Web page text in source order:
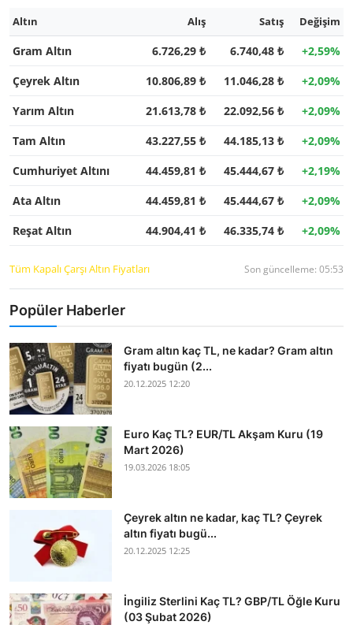
Altın Alış Satış Değişim
Gram Altın 6.726,29 ₺ 6.740,48 ₺
+2,59%
Çeyrek Altın
10.806,89 ₺ 11.046,28 ₺
+2,09%
Yarım Altın
21.613,78 ₺ 22.092,56 ₺
+2,09%
Tam Altın
43.227,55 ₺ 44.185,13 ₺
+2,09%
Cumhuriyet Altını
44.459,81 ₺ 45.444,67 ₺
+2,19%
Ata Altın
44.459,81 ₺ 45.444,67 ₺
+2,09%
Reşat Altın
44.904,41 ₺ 46.335,74 ₺ +2,09%
Tüm Kapalı Çarşı Altın Fiyatları Son güncelleme: 05:53
Popüler Haberler
Gram altın kaç TL, ne kadar? Gram altın
fiyatı bugün (2...
20.12.2025 12:20
Euro Kaç TL? EUR/TL Akşam Kuru (19
Mart 2026)
19.03.2026 18:05
Çeyrek altın ne kadar, kaç TL? Çeyrek
altın fiyatı bugü...
20.12.2025 12:25
İngiliz Sterlini Kaç TL? GBP/TL Öğle Kuru
(03 Şubat 2026)